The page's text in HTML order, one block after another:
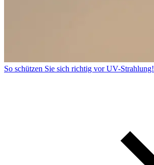
So schützen Sie sich richtig vor UV-Strahlung!